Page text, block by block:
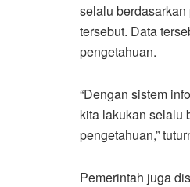
selalu
tersebut. Data
pengetahuan.
“Dengan sistem
kita lakukan selalu
pengetahuan,”
Pemerintah juga